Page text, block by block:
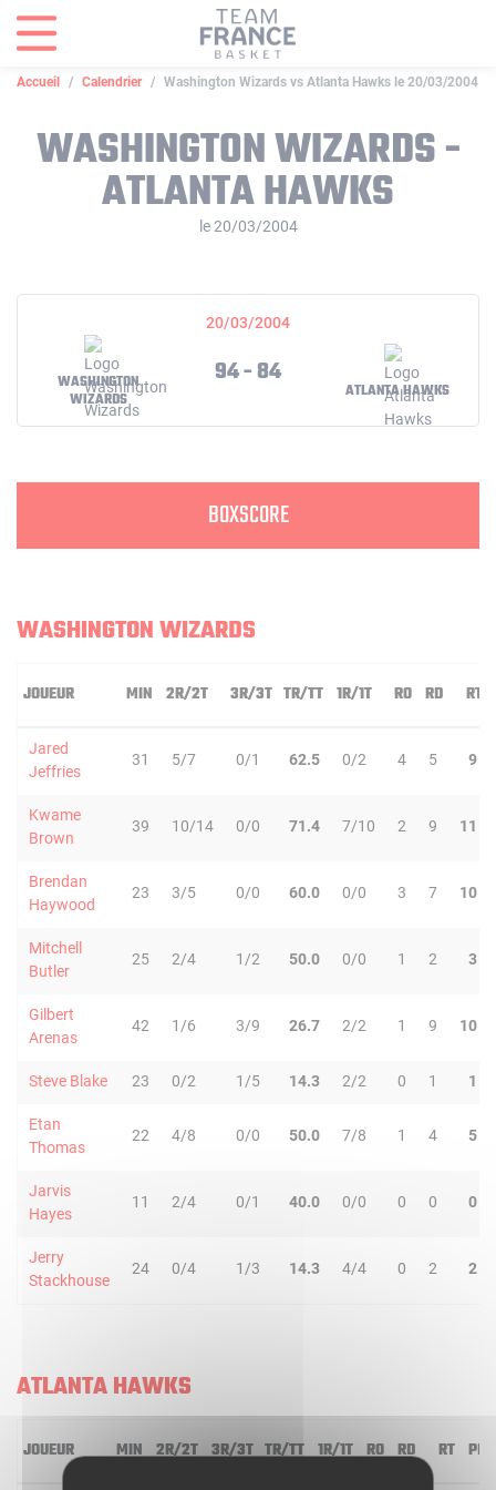
Accueil Calendrier Washington Wizards vs Atlanta Hawks le 20/03/2004
WASHINGTON WIZARDS -
ATLANTA HAWKS
le 20/03/2004
20/03/2004
WASHINGTON
WIZARDS
94 - 84
ATLANTA HAWKS
BOXSCORE
WASHINGTON WIZARDS
JOUEUR MIN 2R/2T 3R/3T TR/TT 1R/1T RO RD RT
Jared
Jeffries
31 5/7 0/1 62.5 0/2 4 5 9
Kwame
Brown
39 10/14 0/0 71.4 7/10 2 9 11
Brendan
Haywood
23 3/5 0/0 60.0 0/0 3 7 10
Mitchell
Butler
25 2/4 1/2 50.0 0/0 1 2 3
Gilbert
Arenas
42 1/6 3/9 26.7 2/2 1 9 10
Steve Blake 23 0/2 1/5 14.3 2/2 0 1 1
Etan
Thomas
22 4/8 0/0 50.0 7/8 1 4 5
Jarvis
Hayes
11 2/4 0/1 40.0 0/0 0 0 0
Jerry
Stackhouse
24 0/4 1/3 14.3 4/4 0 2 2
ATLANTA HAWKS
JOUEUR MIN 2R/2T 3R/3T TR/TT 1R/1T RO RD RT PD
Panneau de gestion des cookies